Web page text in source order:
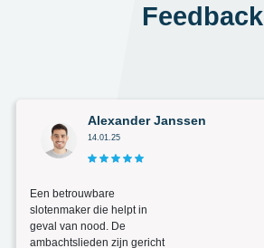
Feedback
Alexander Janssen
14.01.25
Een betrouwbare
slotenmaker die helpt in
geval van nood. De
ambachtslieden zijn gericht